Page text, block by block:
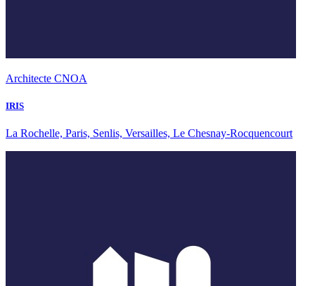
Architecte CNOA
IRIS
La Rochelle, Paris, Senlis, Versailles, Le Chesnay-Rocquencourt